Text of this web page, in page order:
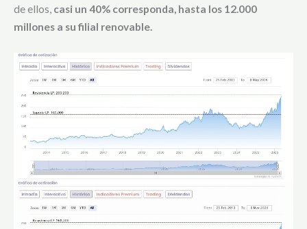
de ellos, casi un 40% corresponda, hasta los 12.000
millones a su filial renovable.